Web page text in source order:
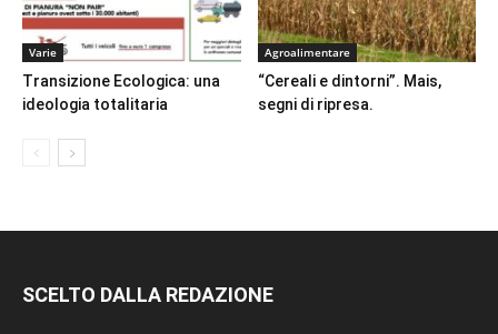
Varie
Transizione Ecologica: una
ideologia totalitaria
Agroalimentare
“Cereali e dintorni”. Mais,
segni di ripresa.
SCELTO DALLA REDAZIONE